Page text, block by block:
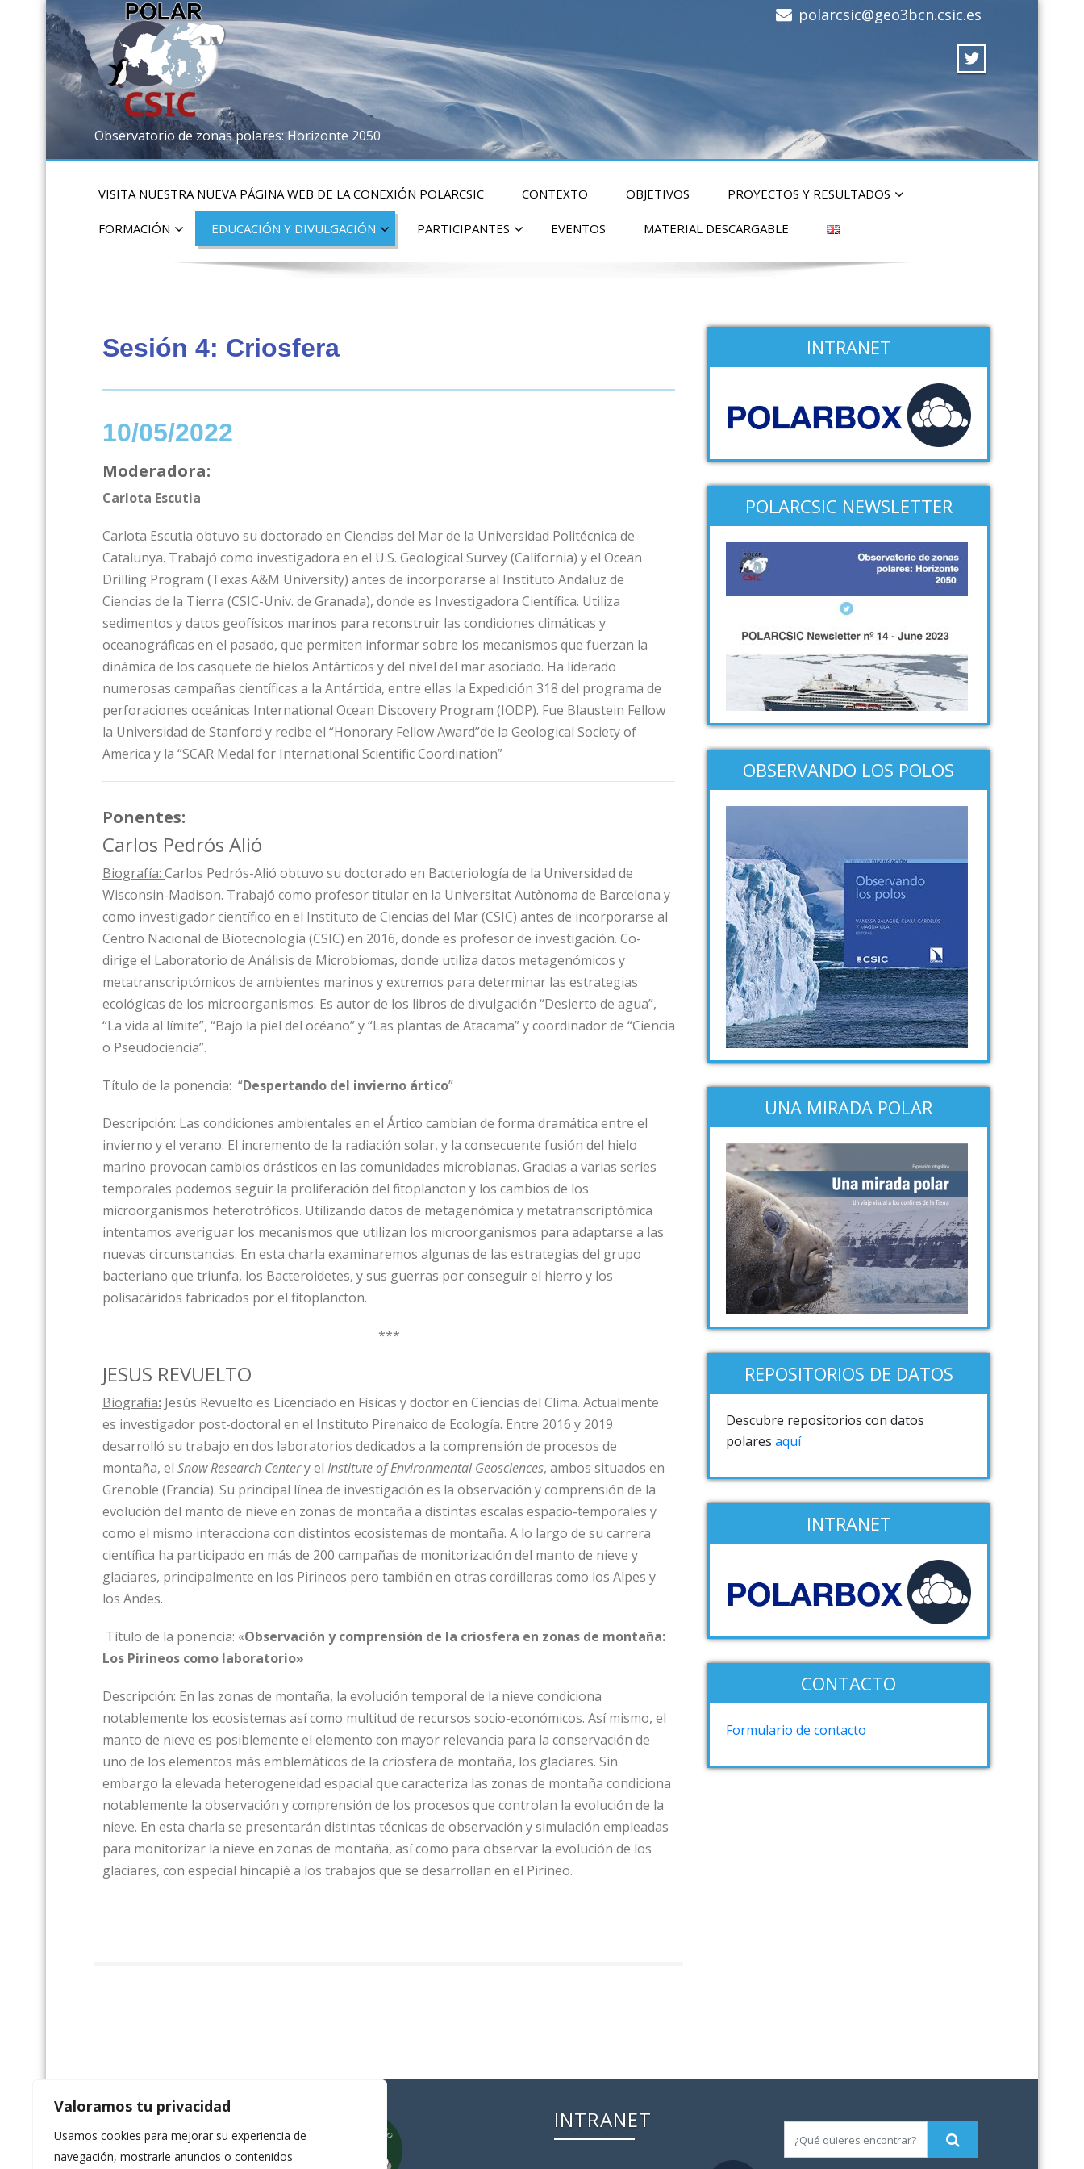
Valoramos tu privacidad
Usamos cookies para mejorar su experiencia de
navegación, mostrarle anuncios o contenidos
Observatorio de zonas polares: Horizonte 2050
polarcsic@geo3bcn.csic.es
VISITA NUESTRA NUEVA PÁGINA WEB DE LA CONEXIÓN POLARCSIC CONTEXTO OBJETIVOS PROYECTOS Y RESULTADOS
FORMACIÓN EDUCACIÓN Y DIVULGACIÓN PARTICIPANTES EVENTOS MATERIAL DESCARGABLE
Sesión 4: Criosfera
10/05/2022
Moderadora:
Carlota Escutia
Carlota Escutia obtuvo su doctorado en Ciencias del Mar de la Universidad Politécnica de
Catalunya. Trabajó como investigadora en el U.S. Geological Survey (California) y el Ocean
Drilling Program (Texas A&M University) antes de incorporarse al Instituto Andaluz de
Ciencias de la Tierra (CSIC-Univ. de Granada), donde es Investigadora Científica. Utiliza
sedimentos y datos geofísicos marinos para reconstruir las condiciones climáticas y
oceanográficas en el pasado, que permiten informar sobre los mecanismos que fuerzan la
dinámica de los casquete de hielos Antárticos y del nivel del mar asociado. Ha liderado
numerosas campañas científicas a la Antártida, entre ellas la Expedición 318 del programa de
perforaciones oceánicas International Ocean Discovery Program (IODP). Fue Blaustein Fellow
la Universidad de Stanford y recibe el “Honorary Fellow Award”de la Geological Society of
America y la “SCAR Medal for International Scientific Coordination”
Ponentes:
Carlos Pedrós Alió
Biografía: Carlos Pedrós-Alió obtuvo su doctorado en Bacteriología de la Universidad de
Wisconsin-Madison. Trabajó como profesor titular en la Universitat Autònoma de Barcelona y
como investigador científico en el Instituto de Ciencias del Mar (CSIC) antes de incorporarse al
Centro Nacional de Biotecnología (CSIC) en 2016, donde es profesor de investigación. Co-
dirige el Laboratorio de Análisis de Microbiomas, donde utiliza datos metagenómicos y
metatranscriptómicos de ambientes marinos y extremos para determinar las estrategias
ecológicas de los microorganismos. Es autor de los libros de divulgación “Desierto de agua”,
“La vida al límite”, “Bajo la piel del océano” y “Las plantas de Atacama” y coordinador de “Ciencia
o Pseudociencia”.
Título de la ponencia: “Despertando del invierno ártico”
Descripción: Las condiciones ambientales en el Ártico cambian de forma dramática entre el
invierno y el verano. El incremento de la radiación solar, y la consecuente fusión del hielo
marino provocan cambios drásticos en las comunidades microbianas. Gracias a varias series
temporales podemos seguir la proliferación del fitoplancton y los cambios de los
microorganismos heterotróficos. Utilizando datos de metagenómica y metatranscriptómica
intentamos averiguar los mecanismos que utilizan los microorganismos para adaptarse a las
nuevas circunstancias. En esta charla examinaremos algunas de las estrategias del grupo
bacteriano que triunfa, los Bacteroidetes, y sus guerras por conseguir el hierro y los
polisacáridos fabricados por el fitoplancton.
***
JESUS REVUELTO
Biografia: Jesús Revuelto es Licenciado en Físicas y doctor en Ciencias del Clima. Actualmente
es investigador post-doctoral en el Instituto Pirenaico de Ecología. Entre 2016 y 2019
desarrolló su trabajo en dos laboratorios dedicados a la comprensión de procesos de
montaña, el Snow Research Centery el Institute of Environmental Geosciences, ambos situados en
Grenoble (Francia). Su principal línea de investigación es la observación y comprensión de la
evolución del manto de nieve en zonas de montaña a distintas escalas espacio-temporales y
como el mismo interacciona con distintos ecosistemas de montaña. A lo largo de su carrera
científica ha participado en más de 200 campañas de monitorización del manto de nieve y
glaciares, principalmente en los Pirineos pero también en otras cordilleras como los Alpes y
los Andes.
Título de la ponencia: «Observación y comprensión de la criosfera en zonas de montaña:
Los Pirineos como laboratorio»
Descripción: En las zonas de montaña, la evolución temporal de la nieve condiciona
notablemente los ecosistemas así como multitud de recursos socio-económicos. Así mismo, el
manto de nieve es posiblemente el elemento con mayor relevancia para la conservación de
uno de los elementos más emblemáticos de la criosfera de montaña, los glaciares. Sin
embargo la elevada heterogeneidad espacial que caracteriza las zonas de montaña condiciona
notablemente la observación y comprensión de los procesos que controlan la evolución de la
nieve. En esta charla se presentarán distintas técnicas de observación y simulación empleadas
para monitorizar la nieve en zonas de montaña, así como para observar la evolución de los
glaciares, con especial hincapié a los trabajos que se desarrollan en el Pirineo.
INTRANET
POLARCSIC NEWSLETTER
OBSERVANDO LOS POLOS
UNA MIRADA POLAR
REPOSITORIOS DE DATOS
Descubre repositorios con datos
polares aquí
INTRANET
CONTACTO
Formulario de contacto
INTRANET